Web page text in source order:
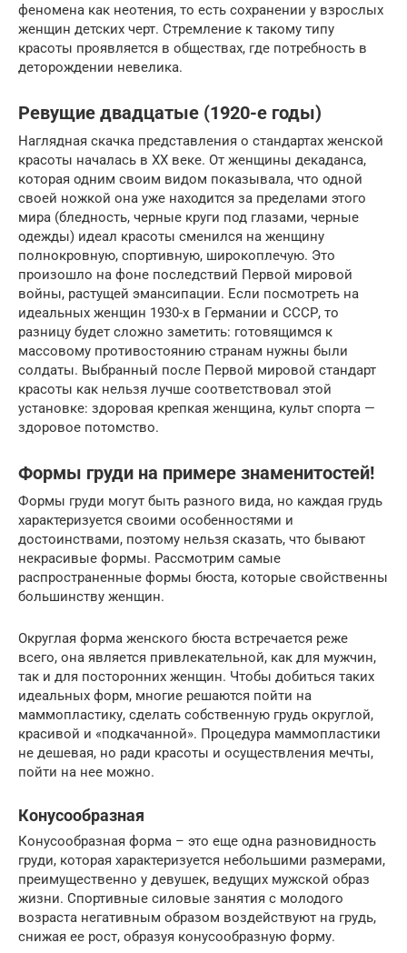
феномена как неотения, то есть сохранении у взрослых
женщин детских черт. Стремление к такому типу
красоты проявляется в обществах, где потребность в
деторождении невелика.
Ревущие двадцатые (1920-е годы)
Наглядная скачка представления о стандартах женской
красоты началась в XX веке. От женщины декаданса,
которая одним своим видом показывала, что одной
своей ножкой она уже находится за пределами этого
мира (бледность, черные круги под глазами, черные
одежды) идеал красоты сменился на женщину
полнокровную, спортивную, широкоплечую. Это
произошло на фоне последствий Первой мировой
войны, растущей эмансипации. Если посмотреть на
идеальных женщин 1930-х в Германии и СССР, то
разницу будет сложно заметить: готовящимся к
массовому противостоянию странам нужны были
солдаты. Выбранный после Первой мировой стандарт
красоты как нельзя лучше соответствовал этой
установке: здоровая крепкая женщина, культ спорта —
здоровое потомство.
Формы груди на примере знаменитостей!
Формы груди могут быть разного вида, но каждая грудь
характеризуется своими особенностями и
достоинствами, поэтому нельзя сказать, что бывают
некрасивые формы. Рассмотрим самые
распространенные формы бюста, которые свойственны
большинству женщин.
Округлая форма женского бюста встречается реже
всего, она является привлекательной, как для мужчин,
так и для посторонних женщин. Чтобы добиться таких
идеальных форм, многие решаются пойти на
маммопластику, сделать собственную грудь округлой,
красивой и «подкачанной». Процедура маммопластики
не дешевая, но ради красоты и осуществления мечты,
пойти на нее можно.
Конусообразная
Конусообразная форма – это еще одна разновидность
груди, которая характеризуется небольшими размерами,
преимущественно у девушек, ведущих мужской образ
жизни. Спортивные силовые занятия с молодого
возраста негативным образом воздействуют на грудь,
снижая ее рост, образуя конусообразную форму.